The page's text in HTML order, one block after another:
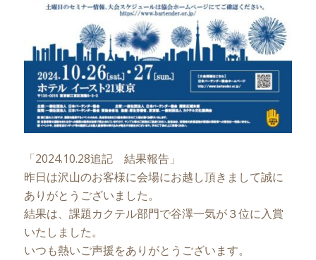
「2024.10.28追記 結果報告」
昨日は沢山のお客様に会場にお越し頂きまして誠に
ありがとうございました。
結果は、課題カクテル部門で谷澤一気が３位に入賞
いたしました。
いつも熱いご声援をありがとうございます。